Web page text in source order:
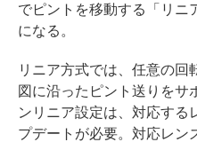
でピントを移動する「リニ
になる。
リニア方式では、任意の回
図に沿ったピント送りをサ
ンリニア設定は、対応する
プデートが必要。対応レン